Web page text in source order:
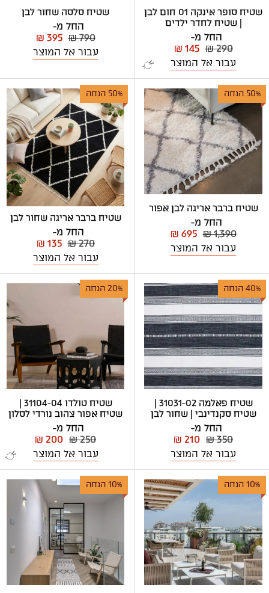
שטיח סופר אינקה 01 חום לבן
| שטיח לחדר ילדים
החל מ-
₪ 290
₪ 145
עבור אל המוצר
שטיח סלסה שחור לבן
החל מ-
₪ 790
₪ 395
עבור אל המוצר
50% הנחה
שטיח ברבר אריגה לבן אפור
החל מ-
₪ 1,390
₪ 695
עבור אל המוצר
50% הנחה
שטיח ברבר אריגה שחור לבן
החל מ-
₪ 270
₪ 135
עבור אל המוצר
40% הנחה
שטיח פאלמה 31031-02 |
שטיח סקנדינבי | שחור לבן
החל מ-
₪ 350
₪ 210
עבור אל המוצר
20% הנחה
שטיח טולדו 31104-04 |
שטיח אפור צהוב נורדי לסלון
החל מ-
₪ 250
₪ 200
עבור אל המוצר
10% הנחה 10% הנחה